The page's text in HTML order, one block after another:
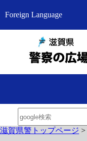
Foreign Language
滋賀県警トップページ >